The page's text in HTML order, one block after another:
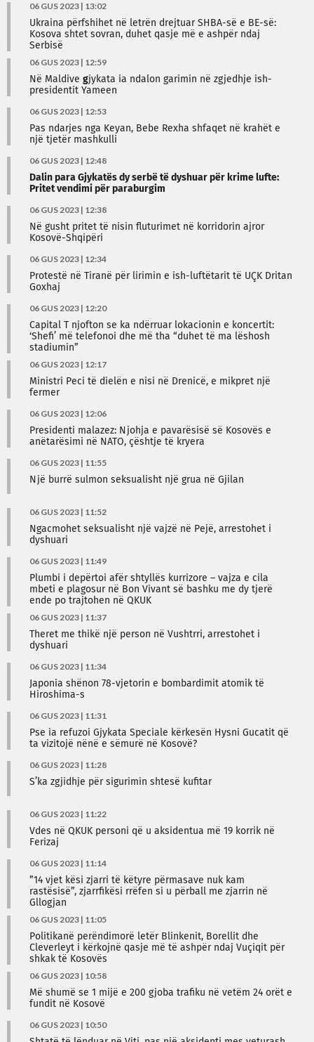
06 GUS 2023 | 13:02
Ukraina përfshihet në letrën drejtuar SHBA-së e BE-së:
Kosova shtet sovran, duhet qasje më e ashpër ndaj
Serbisë
06 GUS 2023 | 12:59
Në Maldive gjykata ia ndalon garimin në zgjedhje ish-
presidentit Yameen
06 GUS 2023 | 12:53
Pas ndarjes nga Keyan, Bebe Rexha shfaqet në krahët e
një tjetër mashkulli
06 GUS 2023 | 12:48
Dalin para Gjykatës dy serbë të dyshuar për krime lufte:
Pritet vendimi për paraburgim
06 GUS 2023 | 12:38
Në gusht pritet të nisin fluturimet në korridorin ajror
Kosovë-Shqipëri
06 GUS 2023 | 12:34
Protestë në Tiranë për lirimin e ish-luftëtarit të UÇK Dritan
Goxhaj
06 GUS 2023 | 12:20
Capital T njofton se ka ndërruar lokacionin e koncertit:
‘Shefi’ më telefonoi dhe më tha “duhet të ma lëshosh
stadiumin”
06 GUS 2023 | 12:17
Ministri Peci të dielën e nisi në Drenicë, e mikpret një
fermer
06 GUS 2023 | 12:06
Presidenti malazez: Njohja e pavarësisë së Kosovës e
anëtarësimi në NATO, çështje të kryera
06 GUS 2023 | 11:55
Një burrë sulmon seksualisht një grua në Gjilan
06 GUS 2023 | 11:52
Ngacmohet seksualisht një vajzë në Pejë, arrestohet i
dyshuari
06 GUS 2023 | 11:49
Plumbi i depërtoi afër shtyllës kurrizore – vajza e cila
mbeti e plagosur në Bon Vivant së bashku me dy tjerë
ende po trajtohen në QKUK
06 GUS 2023 | 11:37
Theret me thikë një person në Vushtrri, arrestohet i
dyshuari
06 GUS 2023 | 11:34
Japonia shënon 78-vjetorin e bombardimit atomik të
Hiroshima-s
06 GUS 2023 | 11:31
Pse ia refuzoi Gjykata Speciale kërkesën Hysni Gucatit që
ta vizitojë nënë e sëmurë në Kosovë?
06 GUS 2023 | 11:28
S’ka zgjidhje për sigurimin shtesë kufitar
06 GUS 2023 | 11:22
Vdes në QKUK personi që u aksidentua më 19 korrik në
Ferizaj
06 GUS 2023 | 11:14
”14 vjet kësi zjarri të këtyre përmasave nuk kam
rastësisë”, zjarrfikësi rrëfen si u përball me zjarrin në
Gllogjan
06 GUS 2023 | 11:05
Politikanë perëndimorë letër Blinkenit, Borellit dhe
Cleverleyt i kërkojnë qasje më të ashpër ndaj Vuçiqit për
shkak të Kosovës
06 GUS 2023 | 10:58
Më shumë se 1 mijë e 200 gjoba trafiku në vetëm 24 orët e
fundit në Kosovë
06 GUS 2023 | 10:50